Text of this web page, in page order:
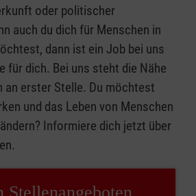
oder politischer
auch du dich für Menschen in
dann ist ein Job bei uns
für dich. Bei uns steht die Nähe
an erster Stelle. Du möchtest
und das Leben von Menschen
Informiere dich jetzt über